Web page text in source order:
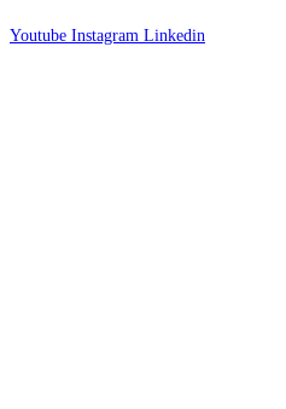
Youtube Instagram Linkedin